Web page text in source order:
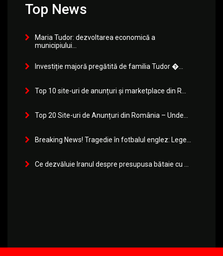
Top News
Maria Tudor: dezvoltarea economică a
municipiului...
Investiție majoră pregătită de familia Tudor �...
Top 10 site-uri de anunțuri și marketplace din R...
Top 20 Site-uri de Anunțuri din România – Unde...
Breaking News! Tragedie în fotbalul englez: Lege...
Ce dezvăluie Iranul despre presupusa bătaie cu ...